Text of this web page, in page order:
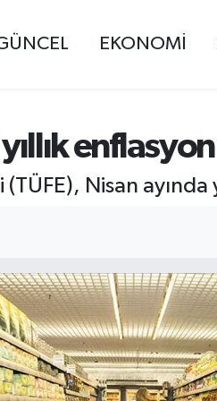
EKONOMİ
yıllık
Nisan